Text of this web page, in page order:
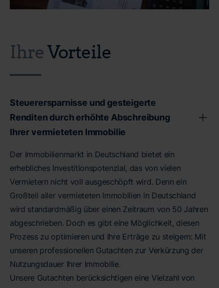
IhreVorteile
Steuerersparnisse und gesteigerte
Renditen durch erhöhte Abschreibung
Ihrer vermieteten Immobilie
Der Immobilienmarkt in Deutschland bietet ein
erhebliches Investitionspotenzial, das von vielen
Vermietern nicht voll ausgeschöpft wird. Denn ein
Großteil aller vermieteten Immobilien in Deutschland
wird standardmäßig über einen Zeitraum von 50 Jahren
abgeschrieben. Doch es gibt eine Möglichkeit, diesen
Prozess zu optimieren und Ihre Erträge zu steigern: Mit
unseren professionellen Gutachten zur Verkürzung der
Nutzungsdauer Ihrer Immobilie.
Unsere Gutachten berücksichtigen eine Vielzahl von